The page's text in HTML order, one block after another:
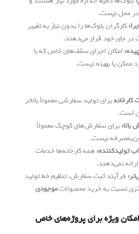
در محل نیست.
کارگران بلوک‌ها را بدون نیاز به تغییر
در جای خود قرار می‌دهند.
امکان اجرای سقف‌های خاص که با
ممکن یا بهینه نیست.
کارخانهبرای تولید سفارشی معمولاً بالاتر
است.
بالا:برای سفارش‌های کوچک معمولاً
نیست.
تولیدکننده: همه کارخانه‌ها خدمات
نمی‌دهند.
فرآیند ثبت سفارش، تنظیم خط تولید
نسبت به خرید محصولاتموجودی
ویژه برای پروژه‌های خاص